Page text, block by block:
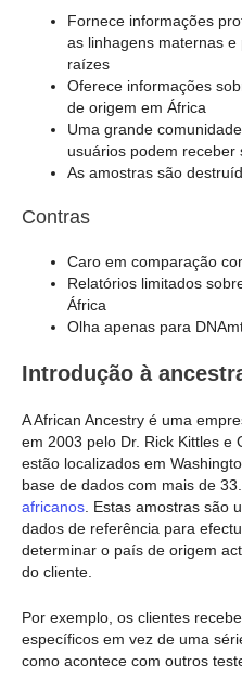
Fornece informações
as linhagens maternas
raízes
Oferece informações
de origem em África
Uma grande
usuários podem receber
As amostras são
Contras
Caro em comparação
Relatórios limitados
África
Olha apenas para
Introdução à
A African Ancestry é uma
em 2003 pelo Dr. Rick Kittles e
estão localizados em
base de dados com mais de
africanos . Estas amostras são
dados de referência para
determinar o país de origem
do cliente.
Por exemplo, os clientes
específicos em vez de uma
como acontece com outros